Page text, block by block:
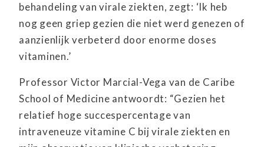
behandeling van virale ziekten, zegt: ‘Ik heb
nog geen griep gezien die niet werd genezen of
aanzienlijk verbeterd door enorme doses
vitaminen.’
Professor Victor Marcial-Vega van de Caribe
School of Medicine antwoordt: “Gezien het
relatief hoge succespercentage van
intraveneuze vitamine C bij virale ziekten en